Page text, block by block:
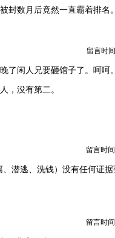
封数月后竟然一直霸着排名
留言时
了闲人兄要砸馆子了。呵呵
，没有第二。
留言时
潜逃、洗钱）没有任何证
留言时